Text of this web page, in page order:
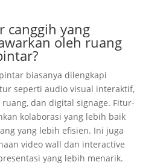
canggih yang
oleh ruang
biasanya dilengkapi
seperti audio visual interaktif,
dan digital signage. Fitur-
kolaborasi yang lebih baik
yang lebih efisien. Ini juga
video wall dan interactive
yang lebih menarik.